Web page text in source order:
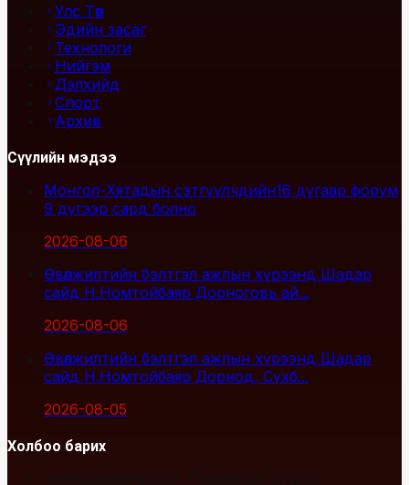
Улс Төр
Эдийн засаг
Технологи
Нийгэм
Дэлхийд
Спорт
Архив
Сүүлийн мэдээ
Монгол-Хятадын сэтгүүлчдийн16 дугаар форум
9 дүгээр сард болно
2026-08-06
Өвөлжилтийн бэлтгэл ажлын хүрээнд Шадар
сайд Н.Номтойбаяр Дорноговь ай...
2026-08-06
Өвөлжилтийн бэлтгэл ажлын хүрээнд Шадар
сайд Н.Номтойбаяр Дорнод, Сүхб...
2026-08-05
Холбоо барих